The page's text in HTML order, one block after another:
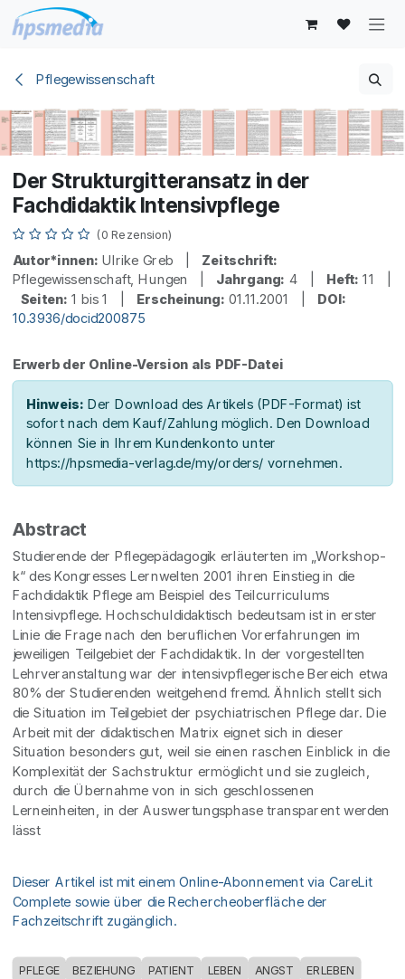
Zum Inhalt springen
Pflegewissenschaft
Der Strukturgitteransatz in der
Fachdidaktik Intensivpflege
(0 Rezension)
Autor*innen: Ulrike Greb | Zeitschrift:
Pflegewissenschaft, Hungen | Jahrgang: 4 | Heft: 11 |
Seiten: 1 bis 1 | Erscheinung: 01.11.2001 | DOI:
10.3936/docid200875
Erwerb der Online-Version als PDF-Datei
Hinweis: Der Download des Artikels (PDF-Format) ist
sofort nach dem Kauf/Zahlung möglich. Den Download
können Sie in Ihrem Kundenkonto unter
https://hpsmedia-verlag.de/my/orders/ vornehmen.
Abstract
Studierende der Pflegepädagogik erläuterten im „Workshop-
k“ des Kongresses Lernwelten 2001 ihren Einstieg in die
Fachdidaktik Pflege am Beispiel des Teilcurriculums
Intensivpflege. Hochschuldidaktisch bedeutsam ist in erster
Linie die Frage nach den beruflichen Vorerfahrungen im
jeweiligen Teilgebiet der Fachdidaktik. In der vorgestellten
Lehrveranstaltung war der intensivpflegerische Bereich etwa
80% der Studierenden weitgehend fremd. Ähnlich stellt sich
die Situation im Teilgebiet der psychiatrischen Pflege dar. Die
Arbeit mit der didaktischen Matrix eignet sich in dieser
Situation besonders gut, weil sie einen raschen Einblick in die
Komplexität der Sachstruktur ermöglicht und sie zugleich,
durch die Übernahme von in sich geschlossenen
Lerneinheiten, in der Auswertungsphase transparent werden
lässt
Dieser Artikel ist mit einem Online-Abonnement via CareLit
Complete sowie über die Rechercheoberfläche der
Fachzeitschrift zugänglich.
PFLEGE BEZIEHUNG PATIENT LEBEN ANGST ERLEBEN